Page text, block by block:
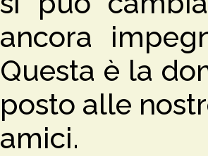
ancora
Questa è la
posto alle
amici.